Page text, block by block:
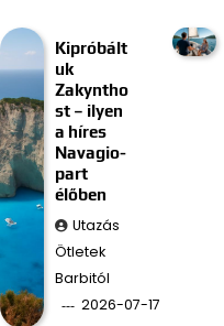
Kipróbált
uk
Zakyntho
st – ilyen
a híres
Navagio-
part
élőben
Utazás
Ötletek
Barbitól
2026-07-17